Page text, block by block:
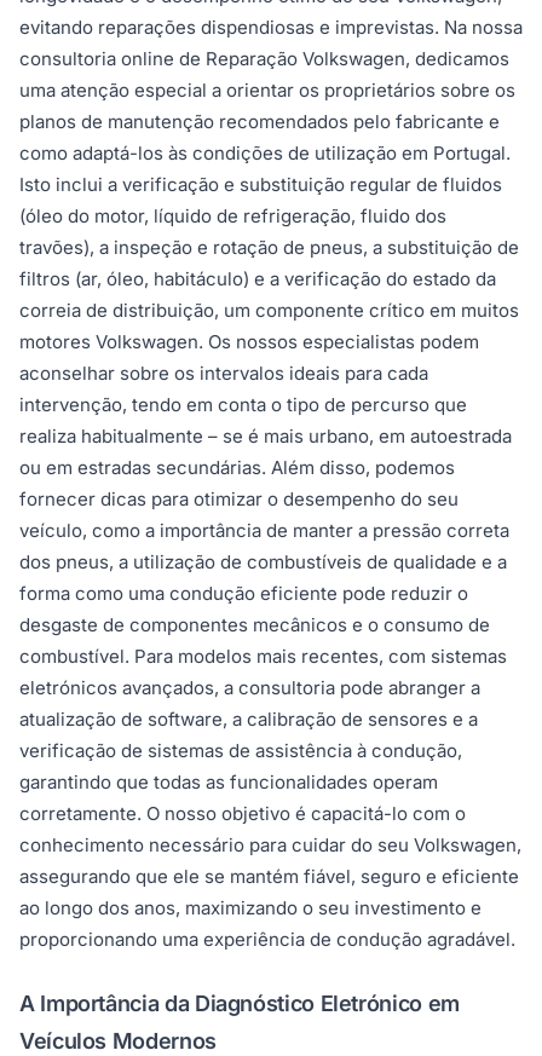
evitando reparações dispendiosas e imprevistas. Na nossa
consultoria online de Reparação Volkswagen, dedicamos
uma atenção especial a orientar os proprietários sobre os
planos de manutenção recomendados pelo fabricante e
como adaptá-los às condições de utilização em Portugal.
Isto inclui a verificação e substituição regular de fluidos
(óleo do motor, líquido de refrigeração, fluido dos
travões), a inspeção e rotação de pneus, a substituição de
filtros (ar, óleo, habitáculo) e a verificação do estado da
correia de distribuição, um componente crítico em muitos
motores Volkswagen. Os nossos especialistas podem
aconselhar sobre os intervalos ideais para cada
intervenção, tendo em conta o tipo de percurso que
realiza habitualmente – se é mais urbano, em autoestrada
ou em estradas secundárias. Além disso, podemos
fornecer dicas para otimizar o desempenho do seu
veículo, como a importância de manter a pressão correta
dos pneus, a utilização de combustíveis de qualidade e a
forma como uma condução eficiente pode reduzir o
desgaste de componentes mecânicos e o consumo de
combustível. Para modelos mais recentes, com sistemas
eletrónicos avançados, a consultoria pode abranger a
atualização de software, a calibração de sensores e a
verificação de sistemas de assistência à condução,
garantindo que todas as funcionalidades operam
corretamente. O nosso objetivo é capacitá-lo com o
conhecimento necessário para cuidar do seu Volkswagen,
assegurando que ele se mantém fiável, seguro e eficiente
ao longo dos anos, maximizando o seu investimento e
proporcionando uma experiência de condução agradável.
A Importância da Diagnóstico Eletrónico em
Veículos Modernos